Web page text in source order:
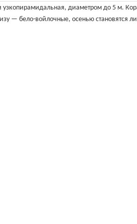
диаметром до 5 м.
— бело-войлочные, осенью становятся